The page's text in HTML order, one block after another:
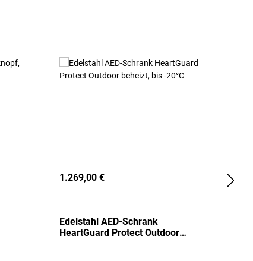
1.269,00 €
Edelstahl AED-Schrank
HeartGuard Protect Outdoor